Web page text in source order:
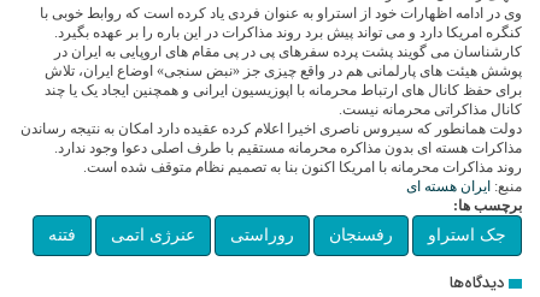
وی در ادامه اظهارات خود از استراو به عنوان فردی یاد کرده است که روابط خوبی با
کنگره امریکا دارد و می تواند پیش برد روند مذاکرات در این باره را بر عهده بگیرد.
کارشناسان می گویند پشت پرده سفرهای پی در پی مقام های اروپایی به ایران در
پوشش هیئت های پارلمانی هم در واقع چیزی جز «نبض سنجی» اوضاع ایران، تلاش
برای حفظ کانال های ارتباط محرمانه با اپوزیسیون ایرانی و همچنین ایجاد یک یا چند
کانال مذاکراتی محرمانه نیست.
دولت همانطور که سیروس ناصری اخیرا اعلام کرده عقیده دارد امکان به نتیجه رساندن
مذاکرات هسته ای بدون مذاکره محرمانه مستقیم با طرف اصلی دعوا وجود ندارد.
روند مذاکرات محرمانه با امریکا اکنون بنا به تصمیم نظام متوقف شده است.
منبع: ایران هسته ای
برچسب ها:
جک استراو رفسنجان روراستی عنرژی اتمی فتنه
دیدگاه‌ها